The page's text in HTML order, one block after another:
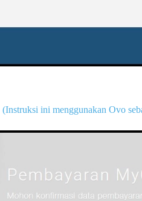
(Instruksi ini menggunakan Ovo